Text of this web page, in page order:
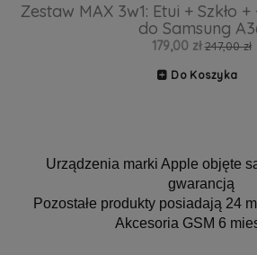
Zestaw MAX 3w1: Etui + Szkło
do Samsung
179,00 zł 247,00 zł
Do Koszyka
Urządzenia marki Apple objęte
gwarancją
Pozostałe produkty posiadają 24
Akcesoria GSM 6